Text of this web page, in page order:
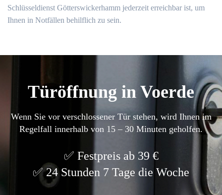
Schlüsseldienst Götterswickerhamm jederzeit erreichbar ist, um
Ihnen in Notfällen behilflich zu sein.​
Türöffnung in Voerde
Wenn Sie vor verschlossener Tür stehen, wird Ihnen im
Regelfall innerhalb von 15 – 30 Minuten geholfen.
Festpreis ab 39 €
24 Stunden 7 Tage die Woche